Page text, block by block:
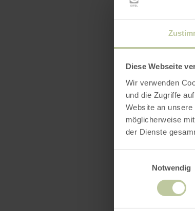
Diese Webseite
Wir verwenden
und die Zugriffe
Website an
möglicherweise
der Dienste
Notwendig